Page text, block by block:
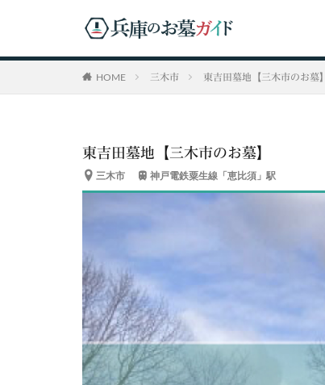
HOME 三木市 東吉田墓地【三木市のお墓】
東吉田墓地【三木市のお墓】
三木市 神戸電鉄粟生線「恵比須」駅